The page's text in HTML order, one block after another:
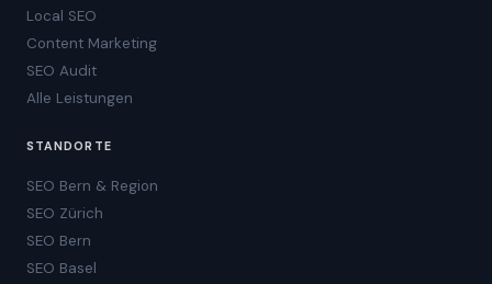
Local SEO
Content Marketing
SEO Audit
Alle Leistungen
STANDORTE
SEO Bern & Region
SEO Zürich
SEO Bern
SEO Basel